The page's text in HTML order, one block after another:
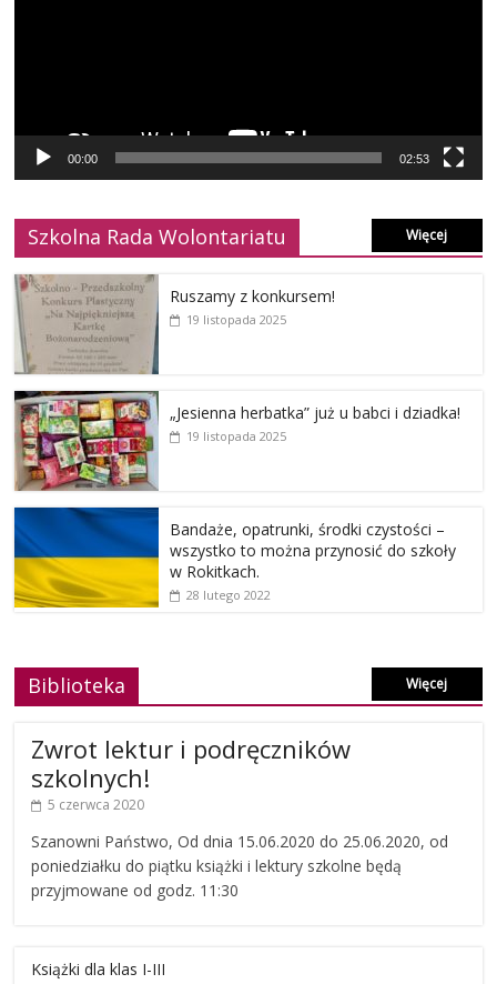
00:00 02:53
Szkolna Rada Wolontariatu Więcej
Ruszamy z konkursem!
19 listopada 2025
„Jesienna herbatka” już u babci i dziadka!
19 listopada 2025
Bandaże, opatrunki, środki czystości –
wszystko to można przynosić do szkoły
w Rokitkach.
28 lutego 2022
Biblioteka Więcej
Zwrot lektur i podręczników
szkolnych!
5 czerwca 2020
Szanowni Państwo, Od dnia 15.06.2020 do 25.06.2020, od
poniedziałku do piątku książki i lektury szkolne będą
przyjmowane od godz. 11:30
Książki dla klas I-III